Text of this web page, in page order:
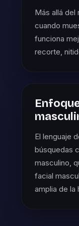
Más allá del
cuando
funciona
recorte,
El lenguaje
búsquedas
masculino,
facial
amplia de la